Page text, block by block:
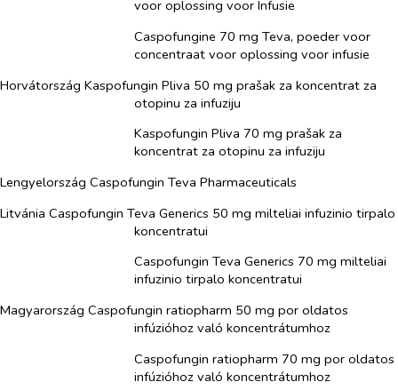
voor oplossing voor Infusie
Caspofungine 70 mg Teva, poeder voor
concentraat voor oplossing voor infusie
Horvátország Kaspofungin Pliva 50 mg prašak za koncentrat za
otopinu za infuziju
Kaspofungin Pliva 70 mg prašak za
koncentrat za otopinu za infuziju
Lengyelország Caspofungin Teva Pharmaceuticals
Litvánia Caspofungin Teva Generics 50 mg milteliai infuzinio tirpalo
koncentratui
Caspofungin Teva Generics 70 mg milteliai
infuzinio tirpalo koncentratui
Magyarország Caspofungin ratiopharm 50 mg por oldatos
infúzióhoz való koncentrátumhoz
Caspofungin ratiopharm 70 mg por oldatos
infúzióhoz való koncentrátumhoz